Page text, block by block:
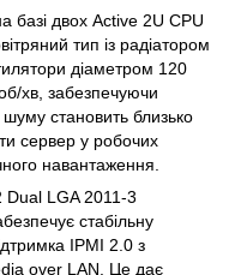
базі двох Active 2U CPU
тип із радіатором
діаметром 120
хв, забезпечуючи
становить близько
сервер у робочих
навантаження.
Dual LGA 2011-3
стабільну
IPMI 2.0 з
over LAN. Це дає